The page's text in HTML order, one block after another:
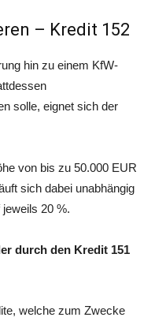
– Kredit 152
hin zu einem KfW-
solle, eignet sich der
von bis zu 50.000 EUR
sich dabei unabhängig
20 %.
durch den Kredit 151
welche zum Zwecke